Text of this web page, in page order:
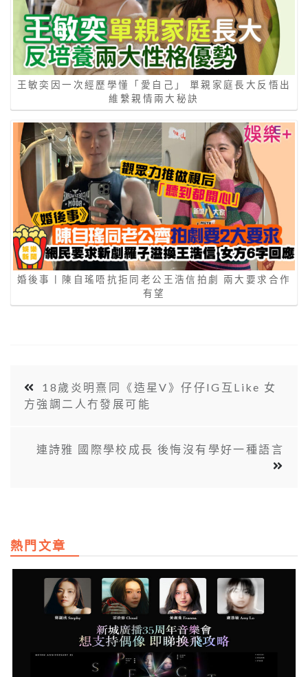
王敏奕因一次經歷學懂「愛自己」 單親家庭長大反悟出
維繫親情兩大秘訣
婚後事丨陳自瑤唔抗拒同老公王浩信拍劇 兩大要求合作
有望
18歲炎明熹同《造星V》仔仔IG互Like 女
方強調二人冇發展可能
連詩雅 國際學校成長 後悔沒有學好一種語言
熱門文章